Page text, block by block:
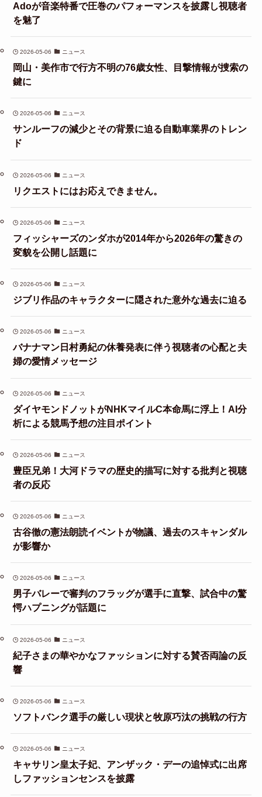
Adoが音楽特番で圧巻のパフォーマンスを披露し視聴者
を魅了
2026-05-06 ニュース
岡山・美作市で行方不明の76歳女性、目撃情報が捜索の
鍵に
2026-05-06 ニュース
サンルーフの減少とその背景に迫る自動車業界のトレン
ド
2026-05-06 ニュース
リクエストにはお応えできません。
2026-05-06 ニュース
フィッシャーズのンダホが2014年から2026年の驚きの
変貌を公開し話題に
2026-05-06 ニュース
ジブリ作品のキャラクターに隠された意外な過去に迫る
2026-05-06 ニュース
バナナマン日村勇紀の休養発表に伴う視聴者の心配と夫
婦の愛情メッセージ
2026-05-06 ニュース
ダイヤモンドノットがNHKマイルC本命馬に浮上！AI分
析による競馬予想の注目ポイント
2026-05-06 ニュース
豊臣兄弟！大河ドラマの歴史的描写に対する批判と視聴
者の反応
2026-05-06 ニュース
古谷徹の憲法朗読イベントが物議、過去のスキャンダル
が影響か
2026-05-06 ニュース
男子バレーで審判のフラッグが選手に直撃、試合中の驚
愕ハプニングが話題に
2026-05-06 ニュース
紀子さまの華やかなファッションに対する賛否両論の反
響
2026-05-06 ニュース
ソフトバンク選手の厳しい現状と牧原巧汰の挑戦の行方
2026-05-06 ニュース
キャサリン皇太子妃、アンザック・デーの追悼式に出席
しファッションセンスを披露